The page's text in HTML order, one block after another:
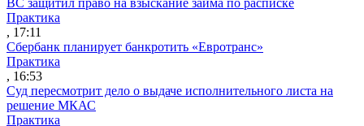
Практика
, 17:11
Сбербанк планирует банкротить «Евротранс»
Практика
, 16:53
Суд пересмотрит дело о выдаче исполнительного листа на
решение МКАС
Практика